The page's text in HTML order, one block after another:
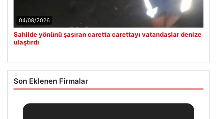
04/08/2026
Sahilde yönünü şaşıran caretta carettayı vatandaşlar denize
ulaştırdı
Son Eklenen Firmalar